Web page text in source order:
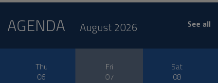
AGENDA August 2026 See all
Thu
06
Fri
07
Sat
08